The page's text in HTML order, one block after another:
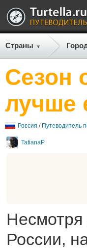
Страны
Сезон
лучше
Россия / Путеводитель
TatianaP
Несмотря
России,